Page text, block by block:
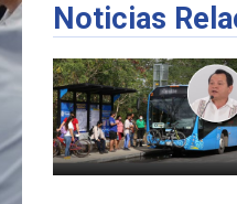
Noticias